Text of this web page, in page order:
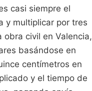
casi siempre el
y multiplicar por tres
civil en Valencia,
basándose en
centímetros en
y el tiempo de